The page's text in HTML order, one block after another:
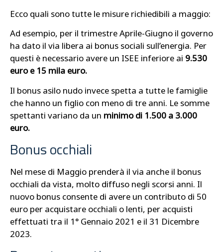
Ecco quali sono tutte le misure richiedibili a maggio:
Ad esempio, per il trimestre Aprile-Giugno il governo
ha dato il via libera ai bonus sociali sull’energia. Per
questi è necessario avere un ISEE inferiore ai 9.530
euro e 15 mila euro.
Il bonus asilo nudo invece spetta a tutte le famiglie
che hanno un figlio con meno di tre anni. Le somme
spettanti variano da un minimo di 1.500 a 3.000
euro.
Bonus occhiali
Nel mese di Maggio prenderà il via anche il bonus
occhiali da vista, molto diffuso negli scorsi anni. Il
nuovo bonus consente di avere un contributo di 50
euro per acquistare occhiali o lenti, per acquisti
effettuati tra il 1° Gennaio 2021 e il 31 Dicembre
2023.